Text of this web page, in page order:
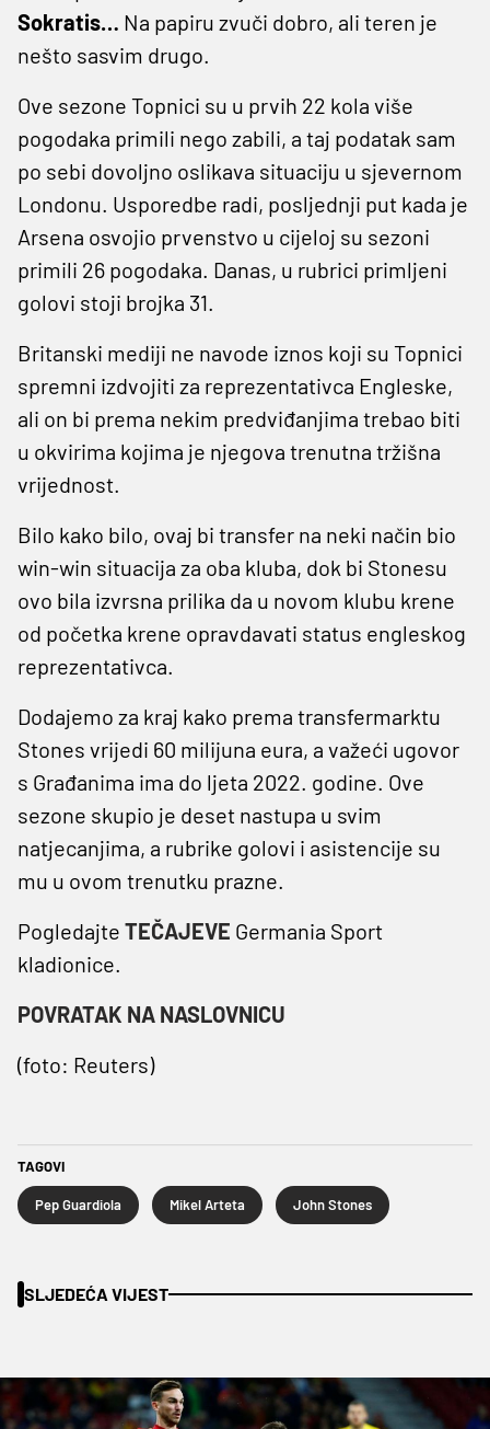
Sokratis… Na papiru zvuči dobro, ali teren je
nešto sasvim drugo.
Ove sezone Topnici su u prvih 22 kola više
pogodaka primili nego zabili, a taj podatak sam
po sebi dovoljno oslikava situaciju u sjevernom
Londonu. Usporedbe radi, posljednji put kada je
Arsena osvojio prvenstvo u cijeloj su sezoni
primili 26 pogodaka. Danas, u rubrici primljeni
golovi stoji brojka 31.
Britanski mediji ne navode iznos koji su Topnici
spremni izdvojiti za reprezentativca Engleske,
ali on bi prema nekim predviđanjima trebao biti
u okvirima kojima je njegova trenutna tržišna
vrijednost.
Bilo kako bilo, ovaj bi transfer na neki način bio
win-win situacija za oba kluba, dok bi Stonesu
ovo bila izvrsna prilika da u novom klubu krene
od početka krene opravdavati status engleskog
reprezentativca.
Dodajemo za kraj kako prema transfermarktu
Stones vrijedi 60 milijuna eura, a važeći ugovor
s Građanima ima do ljeta 2022. godine. Ove
sezone skupio je deset nastupa u svim
natjecanjima, a rubrike golovi i asistencije su
mu u ovom trenutku prazne.
Pogledajte TEČAJEVE Germania Sport
kladionice.
POVRATAK NA NASLOVNICU
(foto: Reuters)
TAGOVI
Pep Guardiola Mikel Arteta John Stones
SLJEDEĆA VIJEST